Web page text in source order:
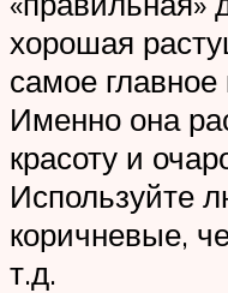
хорошая
самое главное
Именно она
красоту и
Используйте
коричневые,
т.д.